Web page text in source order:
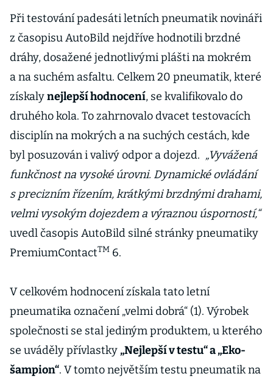
Při testování padesáti letních pneumatik novináři
z časopisu AutoBild nejdříve hodnotili brzdné
dráhy, dosažené jednotlivými plášti na mokrém
a na suchém asfaltu. Celkem 20 pneumatik, které
získalynejlepší hodnocení, se kvalifikovalo do
druhého kola. To zahrnovalo dvacet testovacích
disciplín na mokrých a na suchých cestách, kde
byl posuzován i valivý odpor a dojezd. „Vyvážená
funkčnost na vysoké úrovni. Dynamické ovládání
s precizním řízením, krátkými brzdnými drahami,
velmi vysokým dojezdem a výraznou úsporností,“
uvedl časopis AutoBild silné stránky pneumatiky
PremiumContactTM 6.
V celkovém hodnocení získala tato letní
pneumatika označení „velmi dobrá“ (1). Výrobek
společnosti se stal jediným produktem, u kterého
se uváděly přívlastky „Nejlepší v testu“ a „Eko-
šampion“. V tomto největším testu pneumatik na